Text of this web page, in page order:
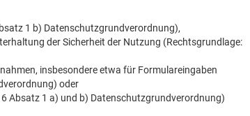
1 b) Datenschutzgrundverordnung),
der Sicherheit der Nutzung (Rechtsgrundlage:
insbesondere etwa für Formulareingaben
oder
Absatz 1 a) und b) Datenschutzgrundverordnung)